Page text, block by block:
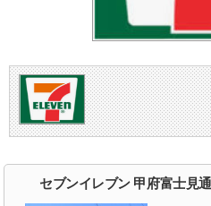
セブンイレブン 甲府富士見